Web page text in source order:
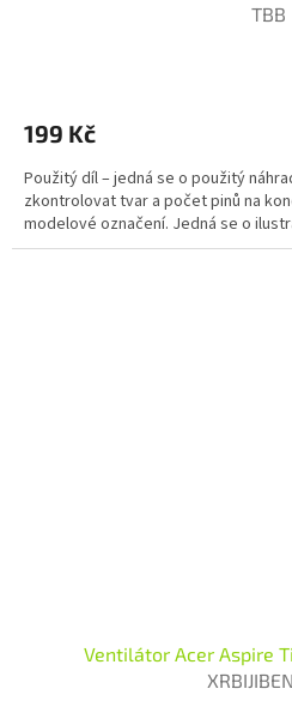
TBB
199 Kč
Použitý díl – jedná se o použitý
zkontrolovat tvar a počet pinů na
modelové označení. Jedná se o
Ventilátor Acer Aspire